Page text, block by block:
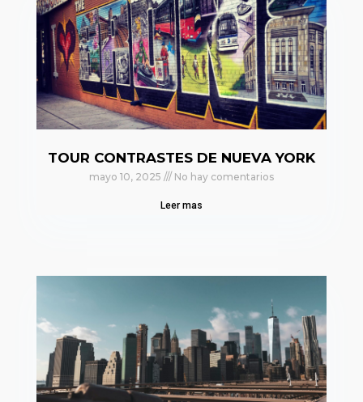
TOUR CONTRASTES DE NUEVA YORK
mayo 10, 2025 No hay comentarios
Leer mas